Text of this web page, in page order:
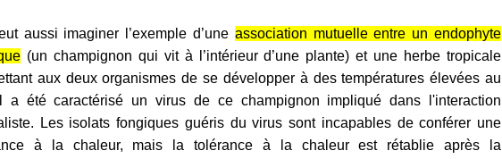
aussi imaginer l’exemple d’une association mutuelle entre un endophyte
(un champignon qui vit à l’intérieur d’une plante) et une herbe tropicale
aux deux organismes de se développer à des températures élevées au
a été caractérisé un virus de ce champignon impliqué dans l'interaction
Les isolats fongiques guéris du virus sont incapables de conférer une
à la chaleur, mais la tolérance à la chaleur est rétablie après la